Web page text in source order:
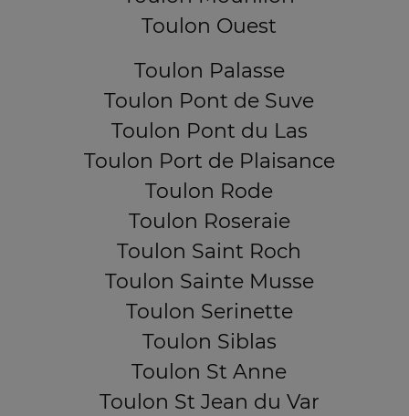
Toulon Ouest
Toulon Palasse
Toulon Pont de Suve
Toulon Pont du Las
Toulon Port de Plaisance
Toulon Rode
Toulon Roseraie
Toulon Saint Roch
Toulon Sainte Musse
Toulon Serinette
Toulon Siblas
Toulon St Anne
Toulon St Jean du Var